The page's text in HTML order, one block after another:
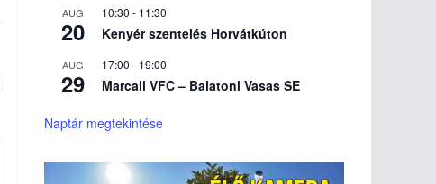
AUG
20
10:30 - 11:30
Kenyér szentelés Horvátkúton
AUG
29
17:00 - 19:00
Marcali VFC – Balatoni Vasas SE
Naptár megtekintése